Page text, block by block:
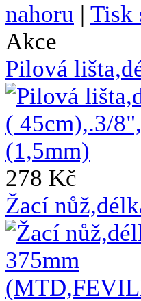
nahoru | Tisk
Akce
Pilová
278 Kč
Žací